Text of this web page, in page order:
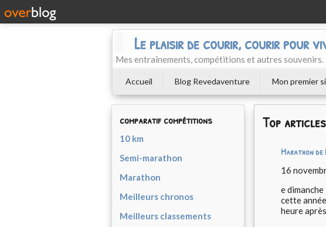
Le plaisir de courir, courir pour
Mes entraînements, compétitions et autres souvenirs.
Accueil Blog Revedaventure Mon premier
comparatif compétitions
10 km
Semi-marathon
Marathon
Meilleurs chronos
Meilleurs classements
Top articles
Marathon de
16
e
cette
heure